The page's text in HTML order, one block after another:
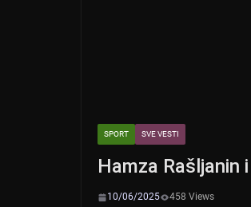
SPORT SVE VESTI
Hamza Rašljanin
10/06/2025 458 Views